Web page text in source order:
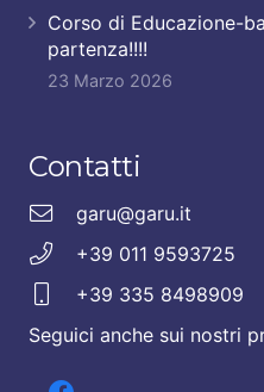
Corso di Educazione-
partenza!!!!
23 Marzo 2026
Contatti
garu@garu.it
+39 011 9593725
+39 335 8498909
Seguici anche sui nostri